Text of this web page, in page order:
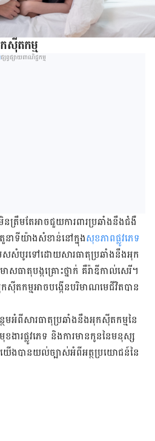
ស៊ីតកម្ម​
ផ្សព្វផ្សាយពាណិជ្ជកម្ម
ត្រឹម​តែ​អាច​ជួយ​ការពារ​ប្រឆាំង​នឹង​ជំងឺ​
តួនាទី​យ៉ាង​សំខាន់​​នៅ​ក្នុង​សុខភាព​ផ្លូវ​ភេទ
ម​ស​​សំបូរ​ទៅ​ដោយ​សារធាតុ​ប្រឆាំង​នឹង​អុក
ាតុ​បង្ក​គ្រោះថ្នាក់​ គឺ​រ៉ាឌីកាល់​សេរី​។
ស៊ីតកម្ម​អាច​បង្កើន​បរិមាណ​មេ​ជីវិត​បាន​
ែម​​អំពី​សារធាតុ​ប្រឆាំង​នឹង​អុកស៊ីតកម្ម​​នៃ​
ងារ​ផ្លូវ​ភេទ​ និង​ការ​មាន​កូន​នៃ​មនុស្ស​​
ើង​​បាន​យល់​ច្បាស់​អំពី​អត្ថប្រយោជន៍​នៃ​